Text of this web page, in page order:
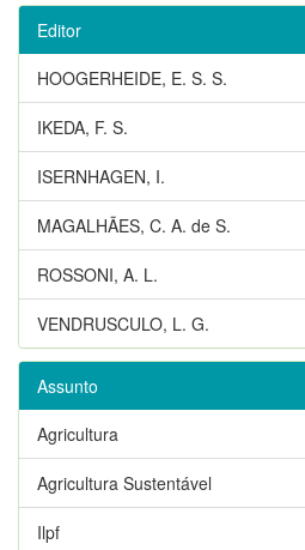
Editor
HOOGERHEIDE, E. S. S.
IKEDA, F. S.
ISERNHAGEN, I.
MAGALHÃES, C. A. de S.
ROSSONI, A. L.
VENDRUSCULO, L. G.
Assunto
Agricultura
Agricultura Sustentável
Ilpf